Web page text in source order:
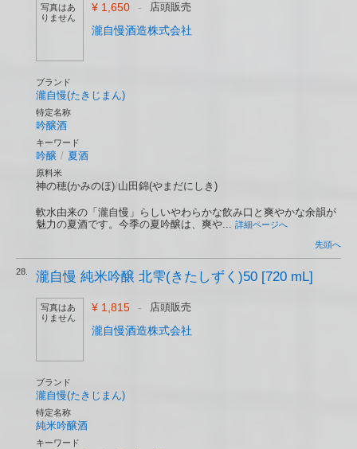
写真はあ
りません
¥ 1,650 - 店頭販売
瀧自慢酒造株式会社
ブランド
瀧自慢(たきじまん)
特定名称
吟醸酒
キーワード
吟醸 / 夏酒
原料米
神の穂(かみのほ)/山田錦(やまだにしき)
軟水由来の「瀧自慢」らしいやわらかな飲み口と爽やかな余韻が
魅力の夏酒です。今季の夏吟醸は、爽や... 詳細ページへ
先頭へ
28. 瀧自慢 純米吟醸 北雫(きたしずく)50 [720 mL]
写真はあ
りません
¥ 1,815 - 店頭販売
瀧自慢酒造株式会社
ブランド
瀧自慢(たきじまん)
特定名称
純米吟醸酒
キーワード